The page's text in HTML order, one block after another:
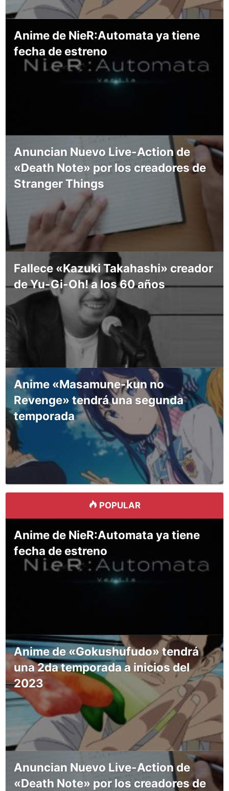
Anime de NieR:Automata ya tiene
fecha de estreno
Anuncian Nuevo Live-Action de
«Death Note» por los creadores de
Stranger Things
Fallece «Kazuki Takahashi» creador
de Yu-Gi-Oh! a los 60 años
Anime «Masamune-kun no
Revenge» tendrá una segunda
temporada
POPULAR
Anime de NieR:Automata ya tiene
fecha de estreno
Anime de «Gokushufudo» tendrá
una 2da temporada a inicios del
2023
Anuncian Nuevo Live-Action de
«Death Note» por los creadores de